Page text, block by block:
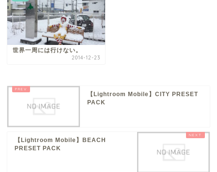
世界一周には行けない。
2014-12-23
【Lightroom Mobile】CITY PRESET
PACK
【Lightroom Mobile】BEACH
PRESET PACK